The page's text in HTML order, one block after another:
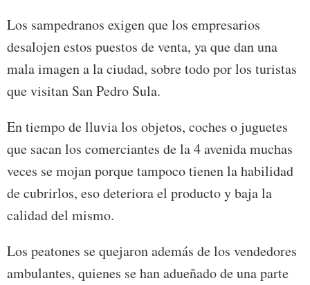
Los sampedranos exigen que los empresarios
desalojen estos puestos de venta, ya que dan una
mala imagen a la ciudad, sobre todo por los turistas
que visitan San Pedro Sula.
En tiempo de lluvia los objetos, coches o juguetes
que sacan los comerciantes de la 4 avenida muchas
veces se mojan porque tampoco tienen la habilidad
de cubrirlos, eso deteriora el producto y baja la
calidad del mismo.
Los peatones se quejaron además de los vendedores
ambulantes, quienes se han adueñado de una parte